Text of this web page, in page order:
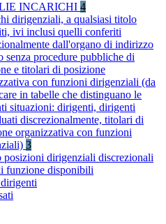
INCARICHI 4
dirigenziali, a qualsiasi titolo
ivi inclusi quelli conferiti
dall'organo di indirizzo
senza procedure pubbliche di
e titolari di posizione
con funzioni dirigenziali (da
in tabelle che distinguano le
situazioni: dirigenti, dirigenti
discrezionalmente, titolari di
organizzativa con funzioni
3
posizioni dirigenziali discrezionali
funzione disponibili